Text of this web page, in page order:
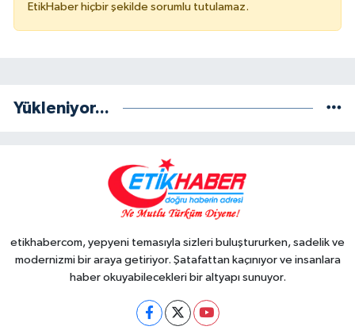
EtikHaber hiçbir şekilde sorumlu tutulamaz.
Yükleniyor...
etikhabercom, yepyeni temasıyla sizleri buluştururken, sadelik ve
modernizmi bir araya getiriyor. Şatafattan kaçınıyor ve insanlara
haber okuyabilecekleri bir altyapı sunuyor.